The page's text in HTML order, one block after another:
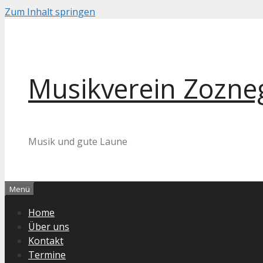
Zum Inhalt springen
Musikverein
Musik und gute Laune
Menü
Home
Über uns
Kontakt
Termine